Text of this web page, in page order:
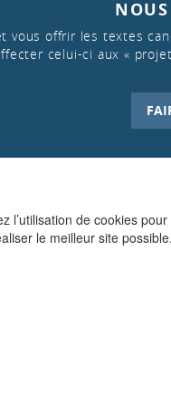
l’utilisation de cookies
le meilleur site possible.
offrir les textes
celui-ci aux «